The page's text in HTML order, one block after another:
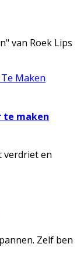
van Roek Lips
te maken
verdriet en
Zelf ben